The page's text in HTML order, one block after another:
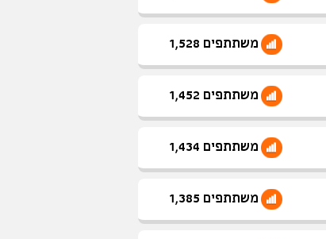
משתתפים 1,528
משתתפים 1,452
משתתפים 1,434
משתתפים 1,385